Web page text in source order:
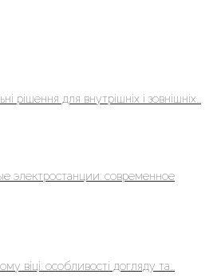
рішення для внутрішніх і зовнішніх...
электростанции: современное
віці: особливості догляду та...